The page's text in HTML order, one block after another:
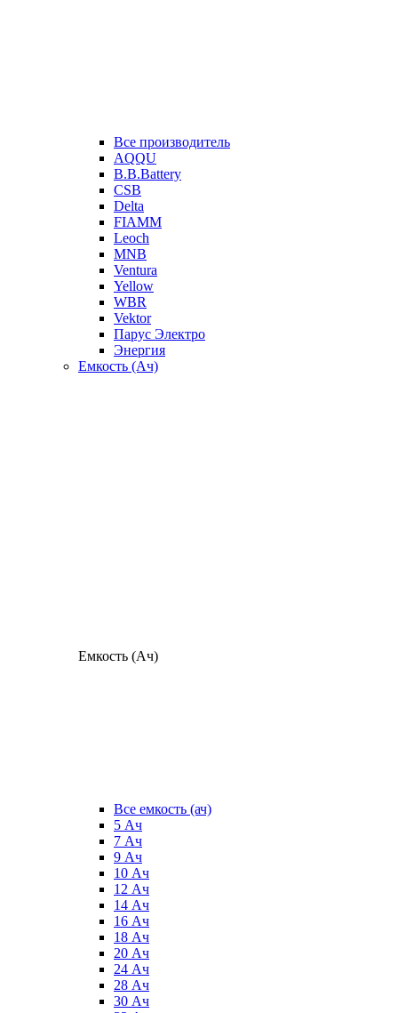
Все производитель
AQQU
B.B.Battery
CSB
Delta
FIAMM
Leoch
MNB
Ventura
Yellow
WBR
Vektor
Парус Электро
Энергия
Емкость (Ач)
Емкость (Ач)
Все емкость (ач)
5 Ач
7 Ач
9 Ач
10 Ач
12 Ач
14 Ач
16 Ач
18 Ач
20 Ач
24 Ач
28 Ач
30 Ач